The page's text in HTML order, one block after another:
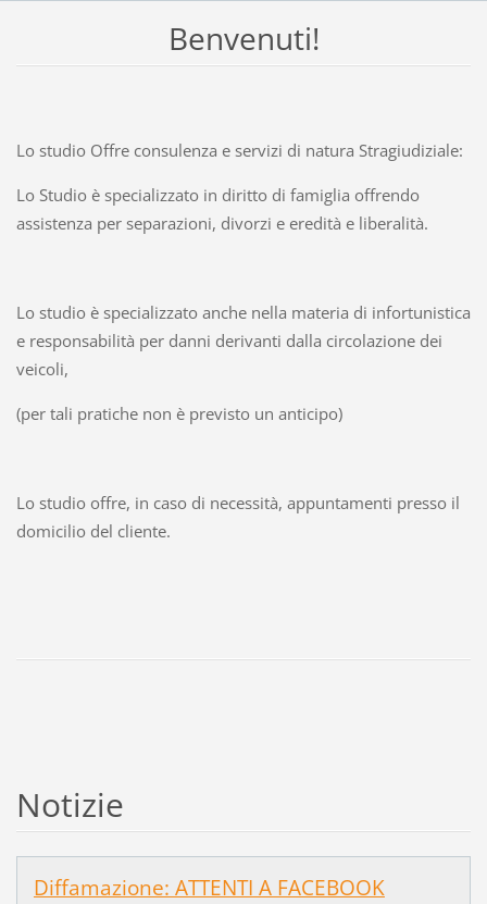
Benvenuti!
Lo studio Offre consulenza e servizi di natura Stragiudiziale:
Lo Studio è specializzato in diritto di famiglia offrendo
assistenza per separazioni, divorzi e eredità e liberalità.
Lo studio è specializzato anche nella materia di infortunistica
e responsabilità per danni derivanti dalla circolazione dei
veicoli,
(per tali pratiche non è previsto un anticipo)
Lo studio offre, in caso di necessità, appuntamenti presso il
domicilio del cliente.
Notizie
Diffamazione: ATTENTI A FACEBOOK